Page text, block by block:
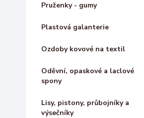
Pruženky - gumy
Plastová galanterie
Ozdoby kovové na textil
Oděvní, opaskové a laclové
spony
Lisy, pistony, průbojníky a
výsečníky